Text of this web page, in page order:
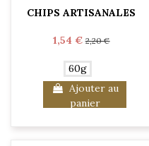
CHIPS ARTISANALES
1,54 € 2,20 €
60g
Ajouter au
panier